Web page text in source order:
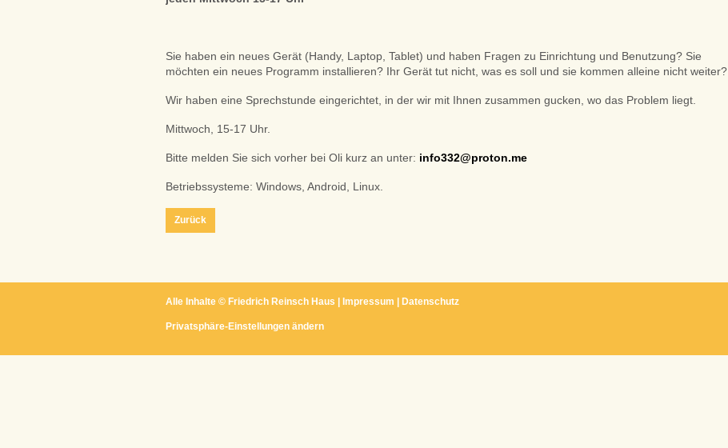
Sie haben ein neues Gerät (Handy, Laptop, Tablet) und haben Fragen zu Einrichtung und Benutzung? Sie
möchten ein neues Programm installieren? Ihr Gerät tut nicht, was es soll und sie kommen alleine nicht weiter?
Wir haben eine Sprechstunde eingerichtet, in der wir mit Ihnen zusammen gucken, wo das Problem liegt.
Mittwoch, 15-17 Uhr.
Bitte melden Sie sich vorher bei Oli kurz an unter: info332@proton.me
Betriebssysteme: Windows, Android, Linux.
Zurück
Alle Inhalte © Friedrich Reinsch Haus Impressum Datenschutz
Privatsphäre-Einstellungen ändern